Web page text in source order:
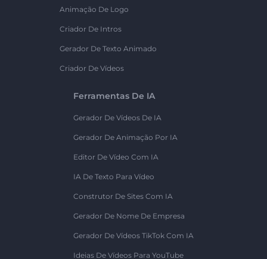
Animação De Logo
Criador De Intros
Gerador De Texto Animado
Criador De Vídeos
Ferramentas De IA
Gerador De Vídeos De IA
Gerador De Animação Por IA
Editor De Vídeo Com IA
IA De Texto Para Vídeo
Construtor De Sites Com IA
Gerador De Nome De Empresa
Gerador De Vídeos TikTok Com IA
Ideias De Vídeos Para YouTube